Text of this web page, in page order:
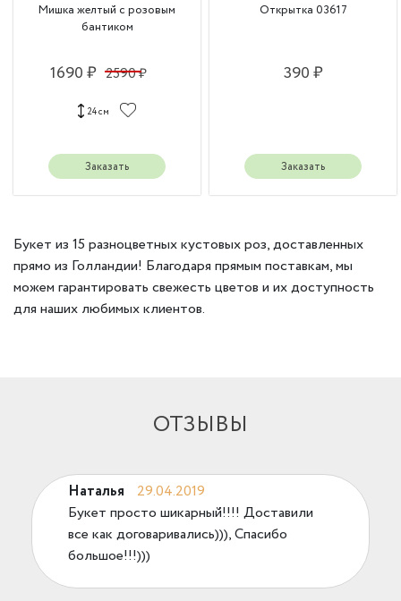
Мишка желтый с розовым
бантиком
1690 ₽ 2590 ₽
24 см
Заказать
Открытка 03617
390 ₽
Заказать
Букет из 15 разноцветных кустовых роз, доставленных
прямо из Голландии! Благодаря прямым поставкам, мы
можем гарантировать свежесть цветов и их доступность
для наших любимых клиентов.
ОТЗЫВЫ
Наталья
29.04.2019
Букет просто шикарный!!!! Доставили
все как договаривались))), Спасибо
большое!!!)))